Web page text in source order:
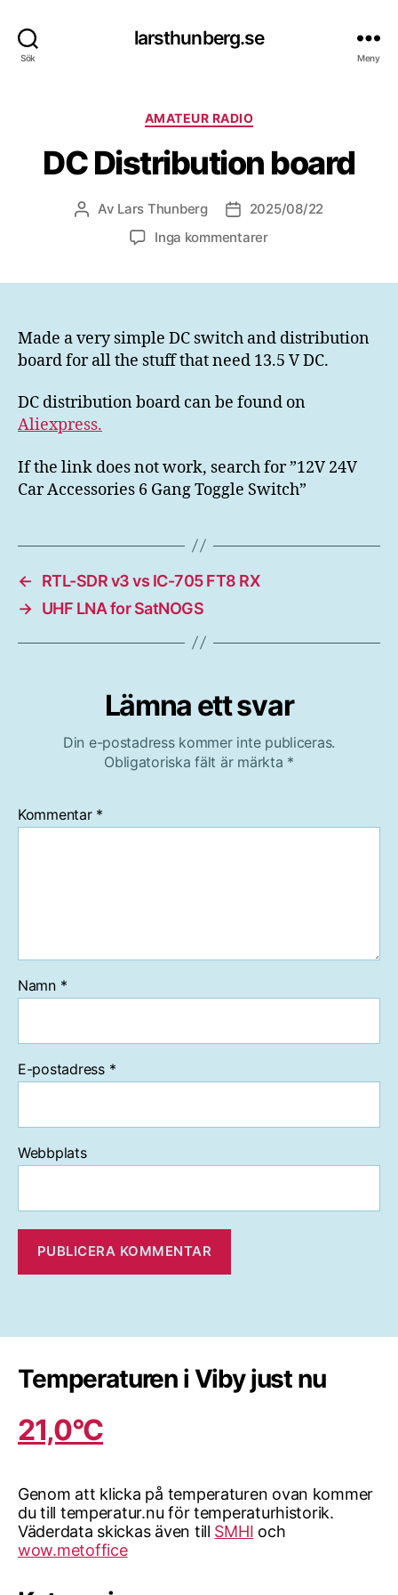
Sök
larsthunberg.se
Meny
Kategorier
AMATEUR RADIO
DC Distribution board
Inläggsförfattare
Av Lars Thunberg Inläggsdatum
2025/08/22
Inga kommentarertill
Made a very simple DC switch and distribution
board for all the stuff that need 13.5 V DC.
DC distribution board can be found on
Aliexpress.
If the link does not work, search for ”12V 24V
Car Accessories 6 Gang Toggle Switch”
←
RTL-SDR v3 vs IC-705 FT8 RX
→ UHF LNA for SatNOGS
Lämna ett svar
Din e-postadress kommer inte publiceras.
Obligatoriska fält är märkta *
Kommentar *
Namn *
E-postadress *
Webbplats
Temperaturen i Viby just nu
21,0°C
Genom att klicka på temperaturen ovan kommer
du till temperatur.nu för temperaturhistorik.
Väderdata skickas även till SMHI och
wow.metoffice